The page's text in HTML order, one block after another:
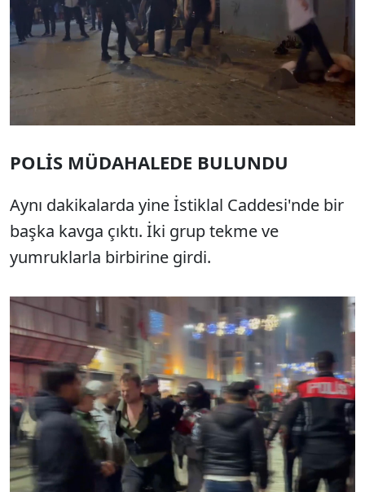
POLİS MÜDAHALEDE BULUNDU
Aynı dakikalarda yine İstiklal Caddesi'nde bir
başka kavga çıktı. İki grup tekme ve
yumruklarla birbirine girdi.